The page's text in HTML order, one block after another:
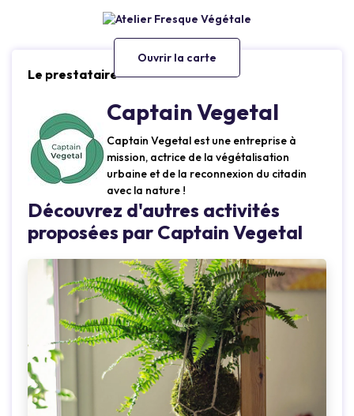
Ouvrir la carte
Le prestataire
Captain Vegetal
Captain Vegetal est une entreprise à
mission, actrice de la végétalisation
urbaine et de la reconnexion du citadin
avec la nature !
Découvrez d'autres activités
proposées par Captain Vegetal